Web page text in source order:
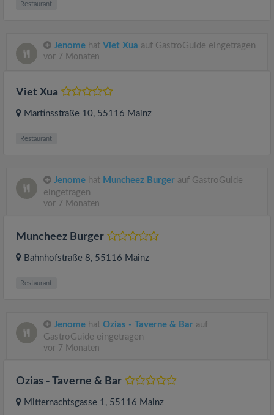
Restaurant
Jenome hat Viet Xua auf GastroGuide eingetragen
vor 7 Monaten
Viet Xua
Martinsstraße 10, 55116 Mainz
Restaurant
Jenome hat Muncheez Burger auf GastroGuide
eingetragen
vor 7 Monaten
Muncheez Burger
Bahnhofstraße 8, 55116 Mainz
Restaurant
Jenome hat Ozias - Taverne & Bar auf
GastroGuide eingetragen
vor 7 Monaten
Ozias - Taverne & Bar
Mitternachtsgasse 1, 55116 Mainz